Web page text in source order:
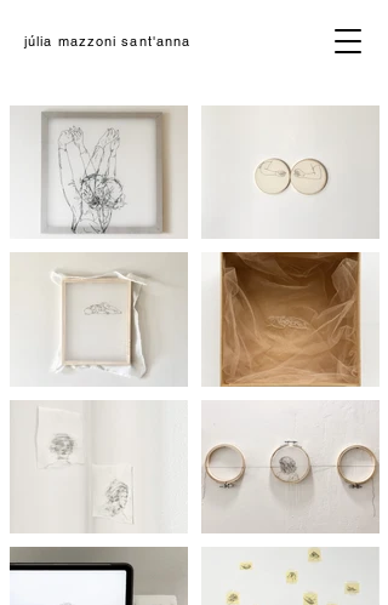
júlia mazzoni sant'anna